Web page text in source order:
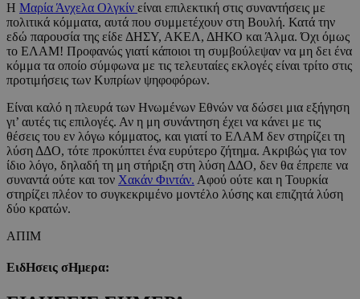
Η Μαρία Άνχελα Ολγκίν είναι επιλεκτική στις συναντήσεις με
πολιτικά κόμματα, αυτά που συμμετέχουν στη Βουλή. Κατά την
εδώ παρουσία της είδε ΔΗΣΥ, ΑΚΕΛ, ΔΗΚΟ και Άλμα. Όχι όμως
το ΕΛΑΜ! Προφανώς γιατί κάποιοι τη συμβούλεψαν να μη δει ένα
κόμμα τα οποίο σύμφωνα με τις τελευταίες εκλογές είναι τρίτο στις
προτιμήσεις των Κυπρίων ψηφοφόρων.
Είναι καλό η πλευρά των Ηνωμένων Εθνών να δώσει μια εξήγηση
γι’ αυτές τις επιλογές. Αν η μη συνάντηση έχει να κάνει με τις
θέσεις του εν λόγω κόμματος, και γιατί το ΕΛΑΜ δεν στηρίζει τη
λύση ΔΔΟ, τότε προκύπτει ένα ευρύτερο ζήτημα. Ακριβώς για τον
ίδιο λόγο, δηλαδή τη μη στήριξη στη λύση ΔΔΟ, δεν θα έπρεπε να
συναντά ούτε και τον Χακάν Φιντάν. Αφού ούτε και η Τουρκία
στηρίζει πλέον το συγκεκριμένο μοντέλο λύσης και επιζητά λύση
δύο κρατών.
ΑΠΙΜ
ΕιδΗσεις σΗμερα: